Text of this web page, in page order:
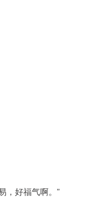
，好福气啊。”